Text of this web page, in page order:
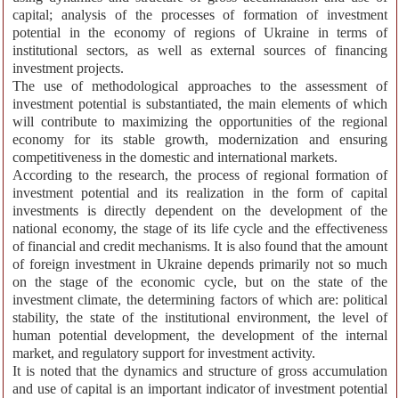
capital; analysis of the processes of formation of investment
potential in the economy of regions of Ukraine in terms of
institutional sectors, as well as external sources of financing
investment projects.
The use of methodological approaches to the assessment of
investment potential is substantiated, the main elements of which
will contribute to maximizing the opportunities of the regional
economy for its stable growth, modernization and ensuring
competitiveness in the domestic and international markets.
According to the research, the process of regional formation of
investment potential and its realization in the form of capital
investments is directly dependent on the development of the
national economy, the stage of its life cycle and the effectiveness
of financial and credit mechanisms. It is also found that the amount
of foreign investment in Ukraine depends primarily not so much
on the stage of the economic cycle, but on the state of the
investment climate, the determining factors of which are: political
stability, the state of the institutional environment, the level of
human potential development, the development of the internal
market, and regulatory support for investment activity.
It is noted that the dynamics and structure of gross accumulation
and use of capital is an important indicator of investment potential